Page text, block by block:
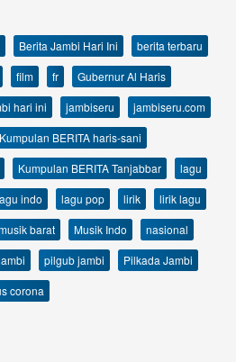
Berita Jambi Hari Ini
berita terbaru
film fr
Gubernur Al Haris
hari ini jambiseru
jambiseru.com
Kumpulan BERITA haris-sani
Kumpulan BERITA Tanjabbar
lagu
indo lagu pop lirik
lirik lagu
barat Musik Indo
nasional
pilgub jambi
Pilkada Jambi
corona